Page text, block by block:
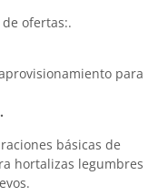
ofertas:.
para
básicas de
hortalizas legumbres